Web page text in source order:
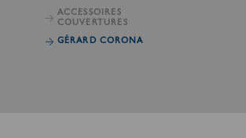
ACCESSOIRES
COUVERTURES
GÉRARD CORONA